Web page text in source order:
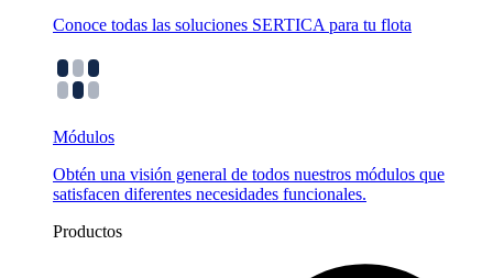
Conoce todas las soluciones SERTICA para tu flota
Módulos
Obtén una visión general de todos nuestros módulos que
satisfacen diferentes necesidades funcionales.
Productos